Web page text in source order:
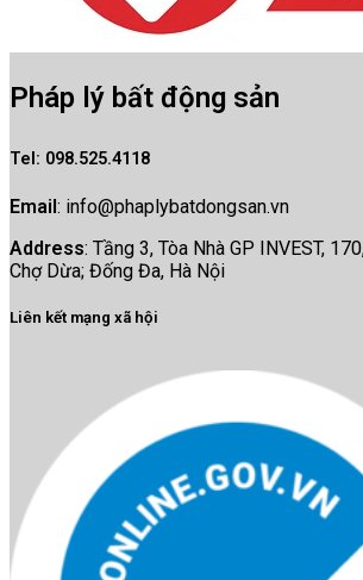
Pháp lý bất động sản
Tel : 098.525.4118
Email: info@phaplybatdongsan.vn
Address: Tầng 3, Tòa Nhà GP INVEST,
Chợ Dừa; Đống Đa, Hà Nội
Liên kết mạng xã hội